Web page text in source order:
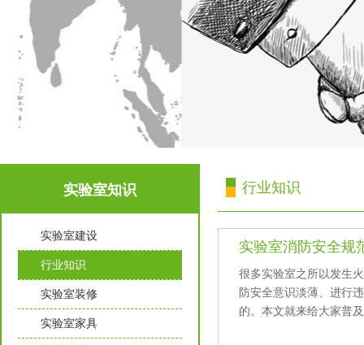
实验室知识
实验室建设
行业知识
实验室装修
实验室家具
行业知识
实验室消防安全规
很多实验室之所以发生火
防安全意识淡薄、进
的。本文就来给大家普